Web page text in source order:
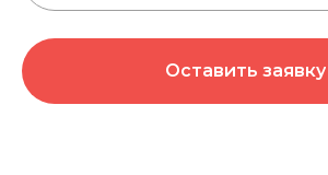
Оставить заявку